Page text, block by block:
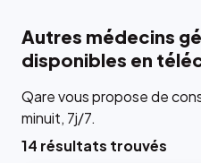
Autres médecins
disponibles en
Qare vous propose de
minuit, 7j/7.
14 résultats trouvés